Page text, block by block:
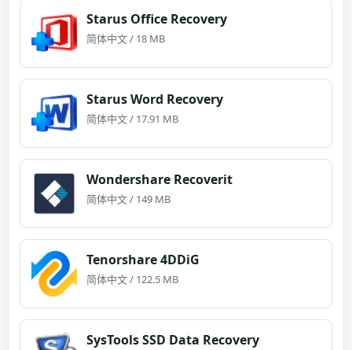
Starus Office Recovery
简体中文 / 18 MB
Starus Word Recovery
简体中文 / 17.91 MB
Wondershare Recoverit
简体中文 / 149 MB
Tenorshare 4DDiG
简体中文 / 122.5 MB
SysTools SSD Data Recovery